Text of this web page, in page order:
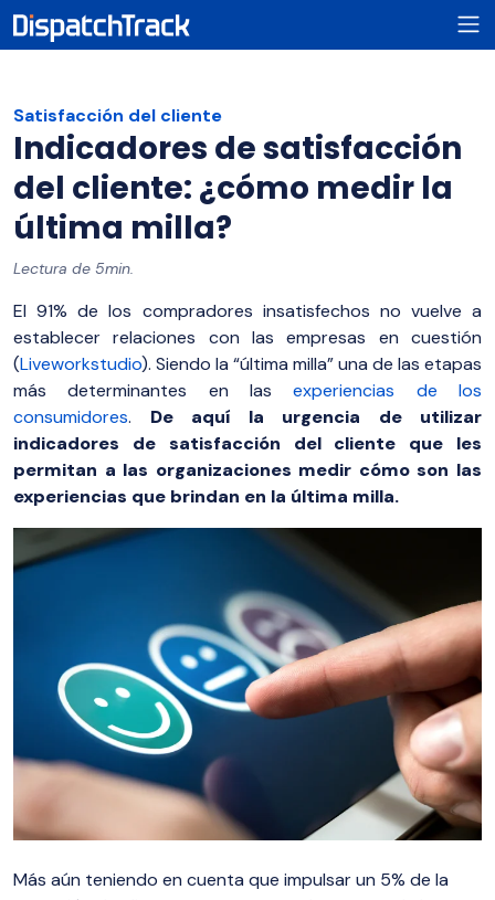
Satisfacción del cliente
Indicadores de satisfacción
del cliente: ¿cómo medir la
última milla?
Lectura de 5min.
El 91% de los compradores insatisfechos no vuelve a
establecer relaciones con las empresas en cuestión
(Liveworkstudio). Siendo la “última milla” una de las etapas
más determinantes en lasexperiencias de los
consumidores. De aquí la urgencia de utilizar
indicadores de satisfacción del cliente que les
permitan a las organizaciones medir cómo son las
experiencias que brindan en la última milla.
Más aún teniendo en cuenta que impulsar un 5% de la